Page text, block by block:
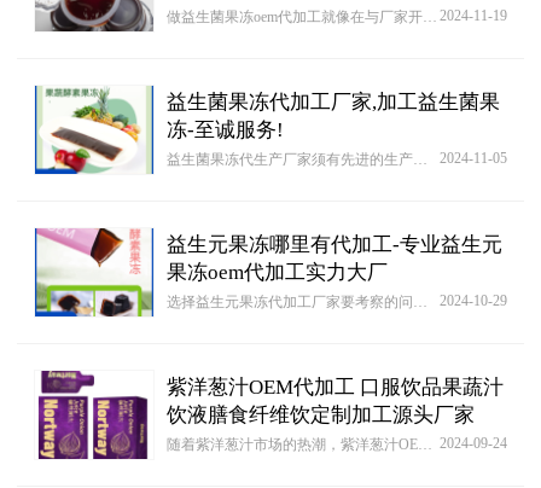
2024-11-19
做益生菌果冻oem代加工就像在与厂家开展博奕，选对了厂家那在产品上你还可以一点都不担忧全权负责的交到厂家来生产，如同和青晓（肇庆）生物科技有限公司合作的用户一样，只是把自己的要求与最理想的产品样式告知青晓（肇庆）生物科技有限公司，剩下来的也就不再顾及全就是让青晓（肇庆）生物科技有限公司一条龙承担，而最终生产出的商品通常都是有保障商品。
益生菌果冻代加工厂家,加工益生菌果
冻-至诚服务!
2024-11-05
益生菌果冻代生产厂家须有先进的生产代加工设备，可进行益生菌果冻产品生产代加工服务，有质量为保证，生产周期短的益生菌果冻生产厂家往往更受欢迎。代加工益生菌果冻益生菌果冻，统一配送，优质益生菌果冻原料，到到成品服务，全程服务食品溯源，品牌商可个性定制，满足不同需求。
益生元果冻哪里有代加工-专业益生元
果冻oem代加工实力大厂
2024-10-29
选择益生元果冻代加工厂家要考察的问题比较多，对比不同类型益生元果冻代加工厂家综合情况，建议大家在选择时要理性对比，同时还要结合实际需求进行判断，不同类型益生元果冻代加工厂家的生产实力方面就会有很大差异，为了选择值得信赖的益生元果冻代加工厂家，让整个代加工生产过程非常轻松和简单，就要多选择几家厂家进行对比，了解益生元果冻代加工厂家的综合情况，例如在生产技术等各方面的问题都要考察，这样就能确定该厂家是否值得信赖和选择。
紫洋葱汁OEM代加工 口服饮品果蔬汁
饮液膳食纤维饮定制加工源头厂家
2024-09-24
随着紫洋葱汁市场的热潮，紫洋葱汁OEM代加工模式的发展也如火如荼，对于紫洋葱汁投资方或品牌方来讲，选择一家紫洋葱汁OEM代加工的厂家就至关重要，这直接关系到产品质量、品牌口碑甚至后续发展方向。紫洋葱汁紫洋葱汁贴牌加工优选推荐。今天就向大家推荐一家经验丰富、技术理念先进、在业内颇具口碑的紫洋葱汁OEM代加工厂家。